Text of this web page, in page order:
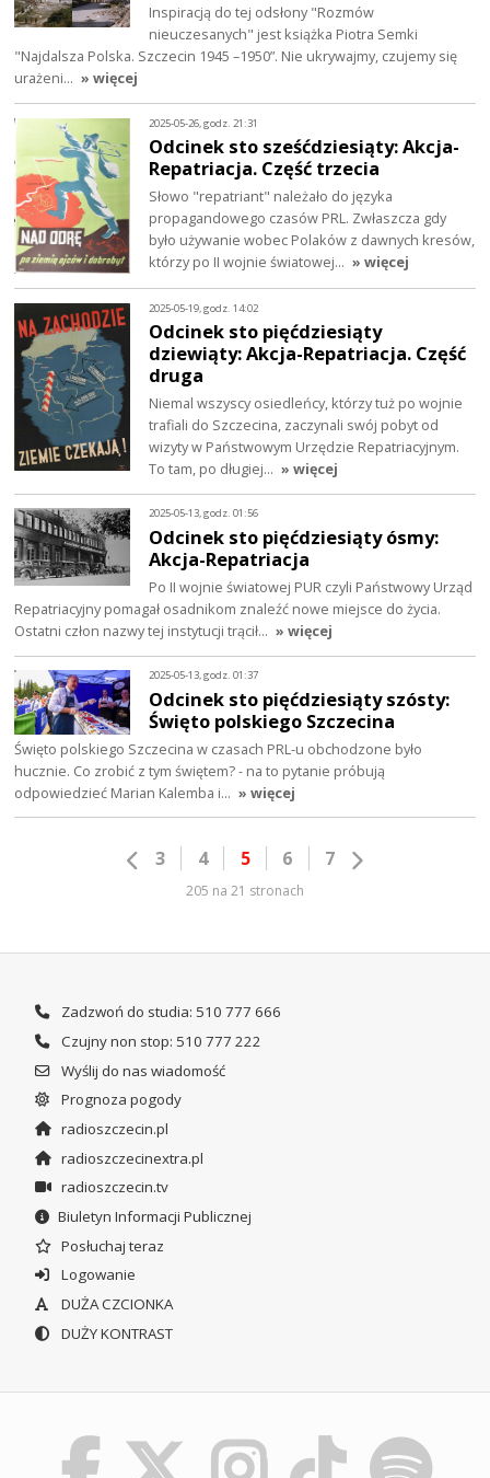
Inspiracją do tej odsłony "Rozmów
nieuczesanych" jest książka Piotra Semki
"Najdalsza Polska. Szczecin 1945 –1950”. Nie ukrywajmy, czujemy się
urażeni… » więcej
2025-05-26, godz. 21:31
Odcinek sto sześćdziesiąty: Akcja-
Repatriacja. Część trzecia
Słowo "repatriant" należało do języka
propagandowego czasów PRL. Zwłaszcza gdy
było używanie wobec Polaków z dawnych kresów,
którzy po II wojnie światowej… » więcej
2025-05-19, godz. 14:02
Odcinek sto pięćdziesiąty
dziewiąty: Akcja-Repatriacja. Część
druga
Niemal wszyscy osiedleńcy, którzy tuż po wojnie
trafiali do Szczecina, zaczynali swój pobyt od
wizyty w Państwowym Urzędzie Repatriacyjnym.
To tam, po długiej… » więcej
2025-05-13, godz. 01:56
Odcinek sto pięćdziesiąty ósmy:
Akcja-Repatriacja
Po II wojnie światowej PUR czyli Państwowy Urząd
Repatriacyjny pomagał osadnikom znaleźć nowe miejsce do życia.
Ostatni człon nazwy tej instytucji trącił… » więcej
2025-05-13, godz. 01:37
Odcinek sto pięćdziesiąty szósty:
Święto polskiego Szczecina
Święto polskiego Szczecina w czasach PRL-u obchodzone było
hucznie. Co zrobić z tym świętem? - na to pytanie próbują
odpowiedzieć Marian Kalemba i… » więcej
3 4 5 6 7
205 na 21 stronach
Zadzwoń do studia: 510 777 666
Czujny non stop: 510 777 222
Wyślij do nas wiadomość
Prognoza pogody
radioszczecin.pl
radioszczecinextra.pl
radioszczecin.tv
Biuletyn Informacji Publicznej
Posłuchaj teraz
Logowanie
DUŻA CZCIONKA
DUŻY KONTRAST